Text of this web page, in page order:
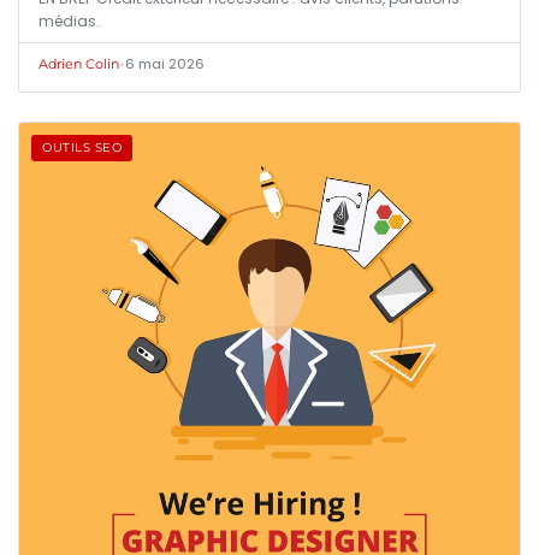
médias.
Adrien Colin•6 mai 2026
OUTILS SEO